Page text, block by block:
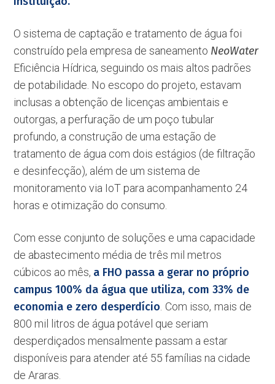
O sistema de captação e tratamento de água foi
construído pela empresa de saneamento NeoWater
Eficiência Hídrica, seguindo os mais altos padrões
de potabilidade. No escopo do projeto, estavam
inclusas a obtenção de licenças ambientais e
outorgas, a perfuração de um poço tubular
profundo, a construção de uma estação de
tratamento de água com dois estágios (de filtração
e desinfecção), além de um sistema de
monitoramento via IoT para acompanhamento 24
horas e otimização do consumo.
Com esse conjunto de soluções e uma capacidade
de abastecimento média de três mil metros
cúbicos ao mês, a FHO passa a gerar no próprio
campus 100% da água que utiliza, com 33% de
economia e zero desperdício Com isso, mais de
800 mil litros de água potável que seriam
desperdiçados mensalmente passam a estar
disponíveis para atender até 55 famílias na cidade
de Araras.